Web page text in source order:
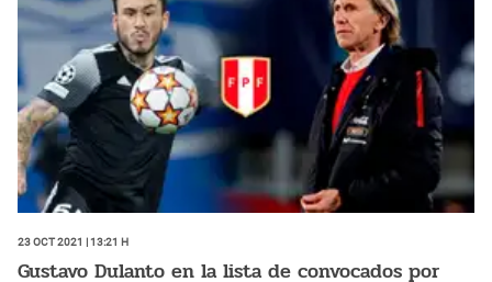
23 Oct 2021 | 13:21 h
Gustavo Dulanto en la lista de convocados por